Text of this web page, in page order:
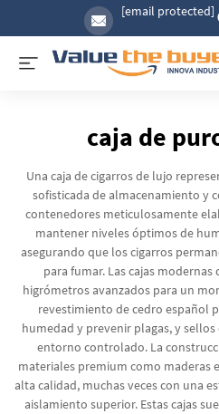
[email protected]
caja de
Una caja de cigarros de lujo
sofisticada de almacenamiento y
contenedores meticulosamente
mantener niveles óptimos de
asegurando que los cigarros
para fumar. Las cajas
higrómetros avanzados para un
revestimiento de cedro español
humedad y prevenir plagas, y
entorno controlado. La
materiales premium como maderas
alta calidad, muchas veces con una
aislamiento superior. Estas cajas